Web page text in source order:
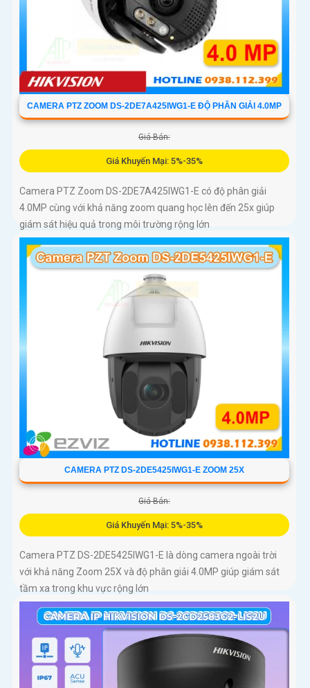
CAMERA PTZ ZOOM DS-2DE7A425IWG1-E ĐỘ PHÂN GIẢI 4.0MP
Giá Bán:
Giá Khuyến Mại: 5%-35%
Camera PTZ Zoom DS-2DE7A425IWG1-E có độ phân giải
4.0MP cùng với khả năng zoom quang học lên đến 25x giúp
giám sát hiệu quả trong môi trường rộng lớn
CAMERA PTZ DS-2DE5425IWG1-E ZOOM 25X
Giá Bán:
Giá Khuyến Mại: 5%-35%
Camera PTZ DS-2DE5425IWG1-E là dòng camera ngoài trời
với khả năng Zoom 25X và độ phân giải 4.0MP giúp giám sát
tầm xa trong khu vực rộng lớn